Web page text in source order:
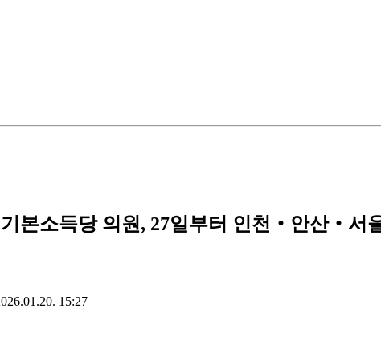
본소득당 의원, 27일부터 인천‧안산‧서
15:27